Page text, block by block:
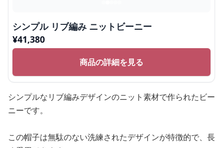
シンプル リブ編み ニットビーニー
¥41,380
商品の詳細を見る
シンプルなリブ編みデザインのニット素材で作られたビー
ニーです。
この帽子は無駄のない洗練されたデザインが特徴的で、長